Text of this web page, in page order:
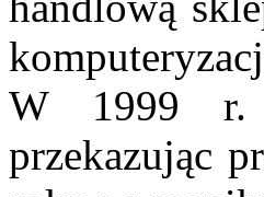
W 1999 r.
przekazując